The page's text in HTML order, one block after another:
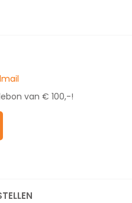
van € 100,-!